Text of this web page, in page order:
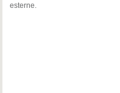
esterne.